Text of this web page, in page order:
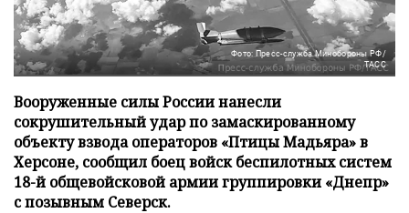
Фото: Пресс-служба Минобороны РФ/
ТАСС
Вооруженные силы России нанесли
сокрушительный удар по замаскированному
объекту взвода операторов «Птицы Мадьяра» в
Херсоне, сообщил боец войск беспилотных систем
18-й общевойсковой армии группировки «Днепр»
с позывным Северск.